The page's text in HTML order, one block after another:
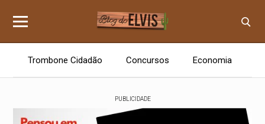
Trombone Cidadão Concursos Economia
PUBLICIDADE